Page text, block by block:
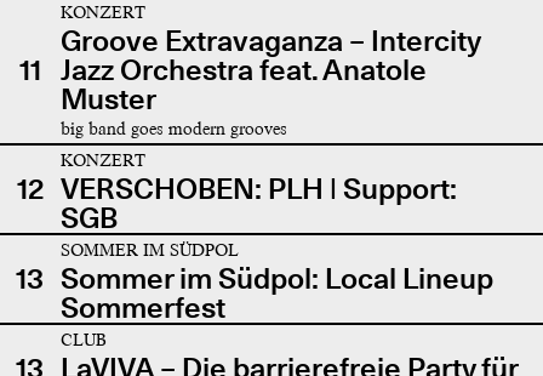
11
KONZERT
Groove Extravaganza – Intercity
Jazz Orchestra feat. Anatole
Muster
big band goes modern grooves
12
KONZERT
VERSCHOBEN: PLH | Support:
SGB
13
SOMMER IM SÜDPOL
Sommer im Südpol: Local Lineup
Sommerfest
13
CLUB
LaVIVA – Die barrierefreie Party für